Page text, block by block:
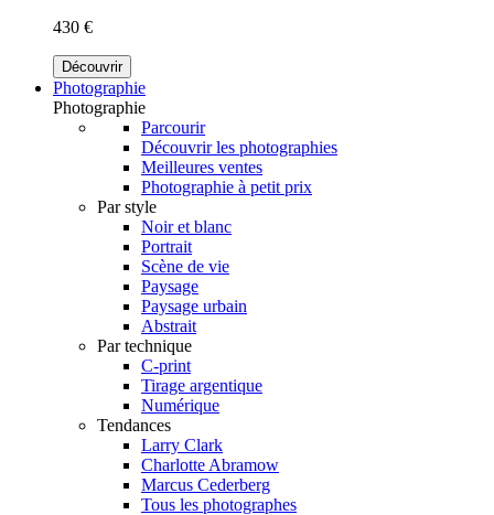
430 €
Découvrir
Photographie
Photographie
Parcourir
Découvrir les photographies
Meilleures ventes
Photographie à petit prix
Par style
Noir et blanc
Portrait
Scène de vie
Paysage
Paysage urbain
Abstrait
Par technique
C-print
Tirage argentique
Numérique
Tendances
Larry Clark
Charlotte Abramow
Marcus Cederberg
Tous les photographes